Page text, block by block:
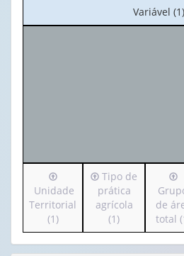
No
cabeçalho:
Variável (1)
Irá
para
o
cabeçalho
(possui
apenas
Unidade
Territorial
(1)
Irá
para
cabeçalho
(possui
apenas
Tipo de
prática
agrícola
(1)
Irá
o
de
total